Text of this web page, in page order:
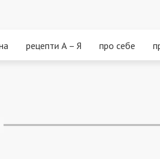
рецепти А – Я про себе